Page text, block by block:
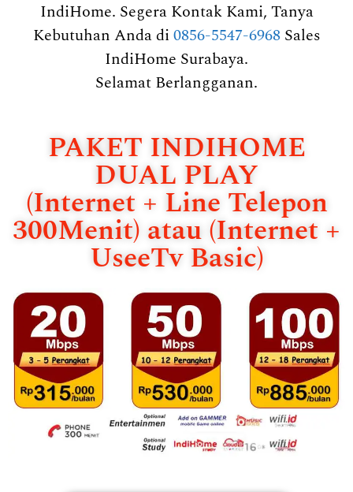
IndiHome. Segera Kontak Kami, Tanya
Kebutuhan Anda di 0856-5547-6968Sales
IndiHome Surabaya.
Selamat Berlangganan.
PAKET INDIHOME
DUAL PLAY
(Internet + Line Telepon
300Menit) atau (Internet +
UseeTv Basic)